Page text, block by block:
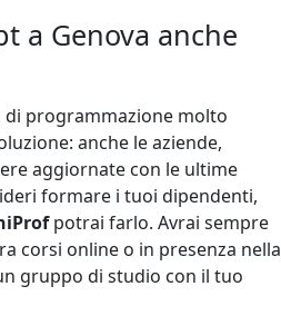
a Genova anche
di programmazione molto
anche le aziende,
aggiornate con le ultime
formare i tuoi dipendenti,
potrai farlo. Avrai sempre
corsi online o in presenza nella
gruppo di studio con il tuo